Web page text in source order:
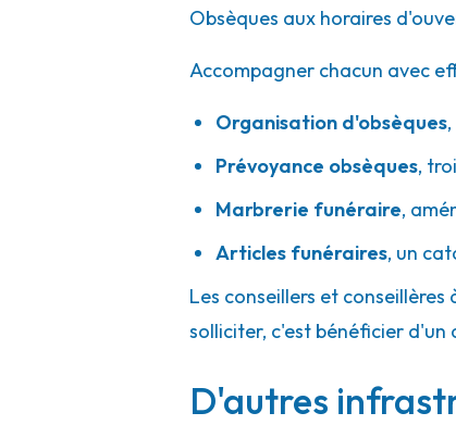
Pompes Funèbres 82 - Montauban
24A Rue De L'Égalité-82000 Montauban
Consulter l'agence 05 82 73 08 30
Pompes Funèbres Pauly - Eymet
30 Avenue Du Pont De Juillet-24500 Eymet
05 53 23 47 52
A votre écoute 24h/24 7j/7
Obsèques aux horaires
Accompagner chacun avec
Organisation d'obsèques,
Prévoyance obsèques,
Marbrerie funéraire,
Articles funéraires, un
Les conseillers et
solliciter, c'est bénéficier
D'autres